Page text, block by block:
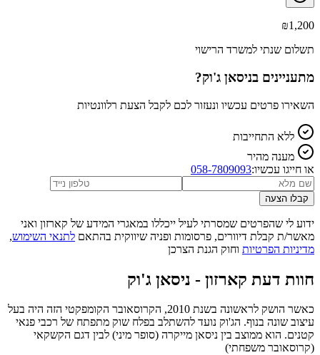
₪1,200
תשלום שנתי למשרד הרישוי
מתעניינים בניסאן ג'וק?
השאירו פרטים עכשיו ונעזור לכם לקבל הצעת רלוונטיות
ללא התחייבות
מענה מהיר
או חייגו עכשיו:058-7809093
קבלו הצעה
ידוע לי שהפרטים שמסרתי לעיל ייכללו במאגרי המידע של קארזון ואני
מאשר/ת קבלת דיוורים, פרסומות ופניה שיווקית בהתאם לתנאי השימוש,
מדיניות הפרטיות וחוק הגנת הצרכן
חוות דעת קארזון - ניסאן ג'וק
כאשר הושק לראשונה בשנת 2010, הקרוסאובר הקומפקטי הזה היה בעל
עיצוב שונה בנוף. הג'וק נועד להשתלב בפלח שוק מתפתח של רכבי פנאי
קטנים. הוא ממוצב בין ניסאן מייקרה (סופר מיני) לבין דגם הקשקאי
(קרוסאובר משפחתי)